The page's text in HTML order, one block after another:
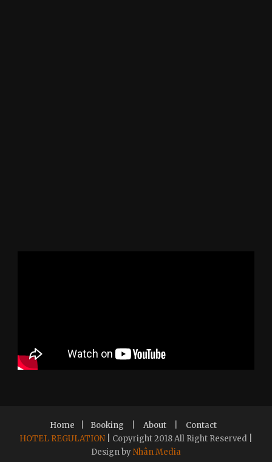
Home Booking About
Contact
HOTEL REGULATION | Copyright 2018 All Right Reserved |
Design byNhân Media